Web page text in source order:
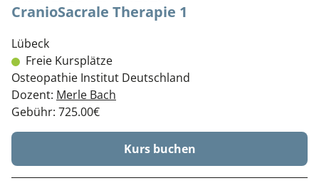
CranioSacrale Therapie 1
Lübeck
Freie Kursplätze
Osteopathie Institut Deutschland
Dozent: Merle Bach
Gebühr: 725.00€
Kurs buchen